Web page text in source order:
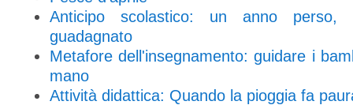
Anticipo scolastico: un anno
guadagnato
Metafore dell'insegnamento: guidare i
mano
Attività didattica: Quando la pioggia fa